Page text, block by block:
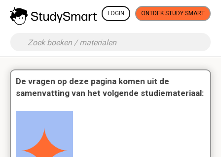
LOGIN ONTDEK STUDY SMART
De vragen op deze pagina komen uit de
samenvatting van het volgende studiemateriaal: